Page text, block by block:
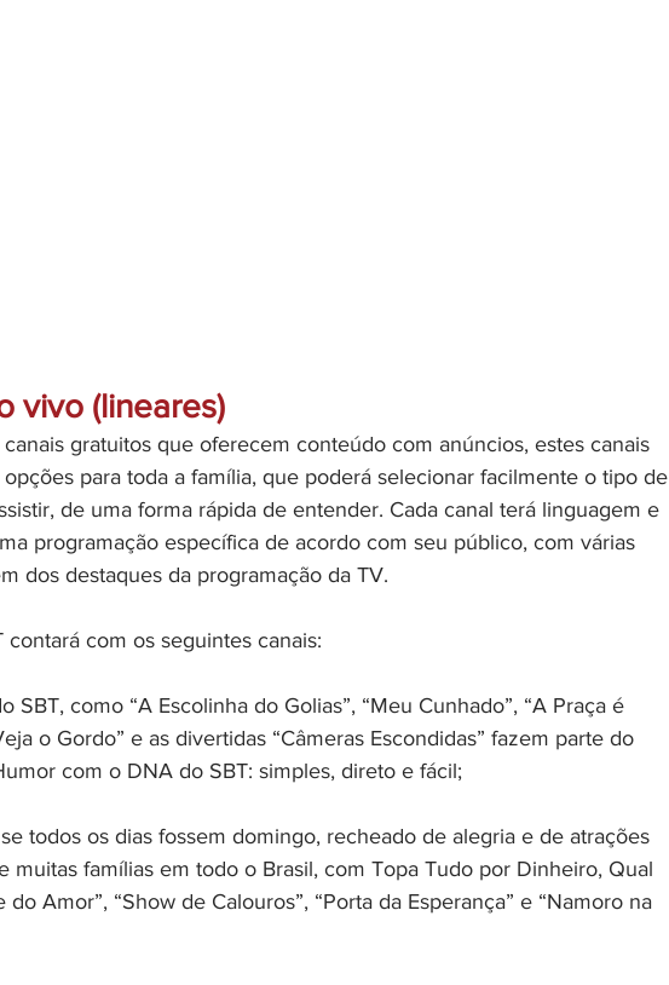
vivo (lineares)
gratuitos que oferecem conteúdo com anúncios, estes canais
para toda a família, que poderá selecionar facilmente o tipo de
de uma forma rápida de entender. Cada canal terá linguagem e
programação específica de acordo com seu público, com várias
dos destaques da programação da TV.
contará com os seguintes canais:
SBT, como “A Escolinha do Golias”, “Meu Cunhado”, “A Praça é
o Gordo” e as divertidas “Câmeras Escondidas” fazem parte do
com o DNA do SBT: simples, direto e fácil;
todos os dias fossem domingo, recheado de alegria e de atrações
muitas famílias em todo o Brasil, com Topa Tudo por Dinheiro, Qual
do Amor”, “Show de Calouros”, “Porta da Esperança” e “Namoro na